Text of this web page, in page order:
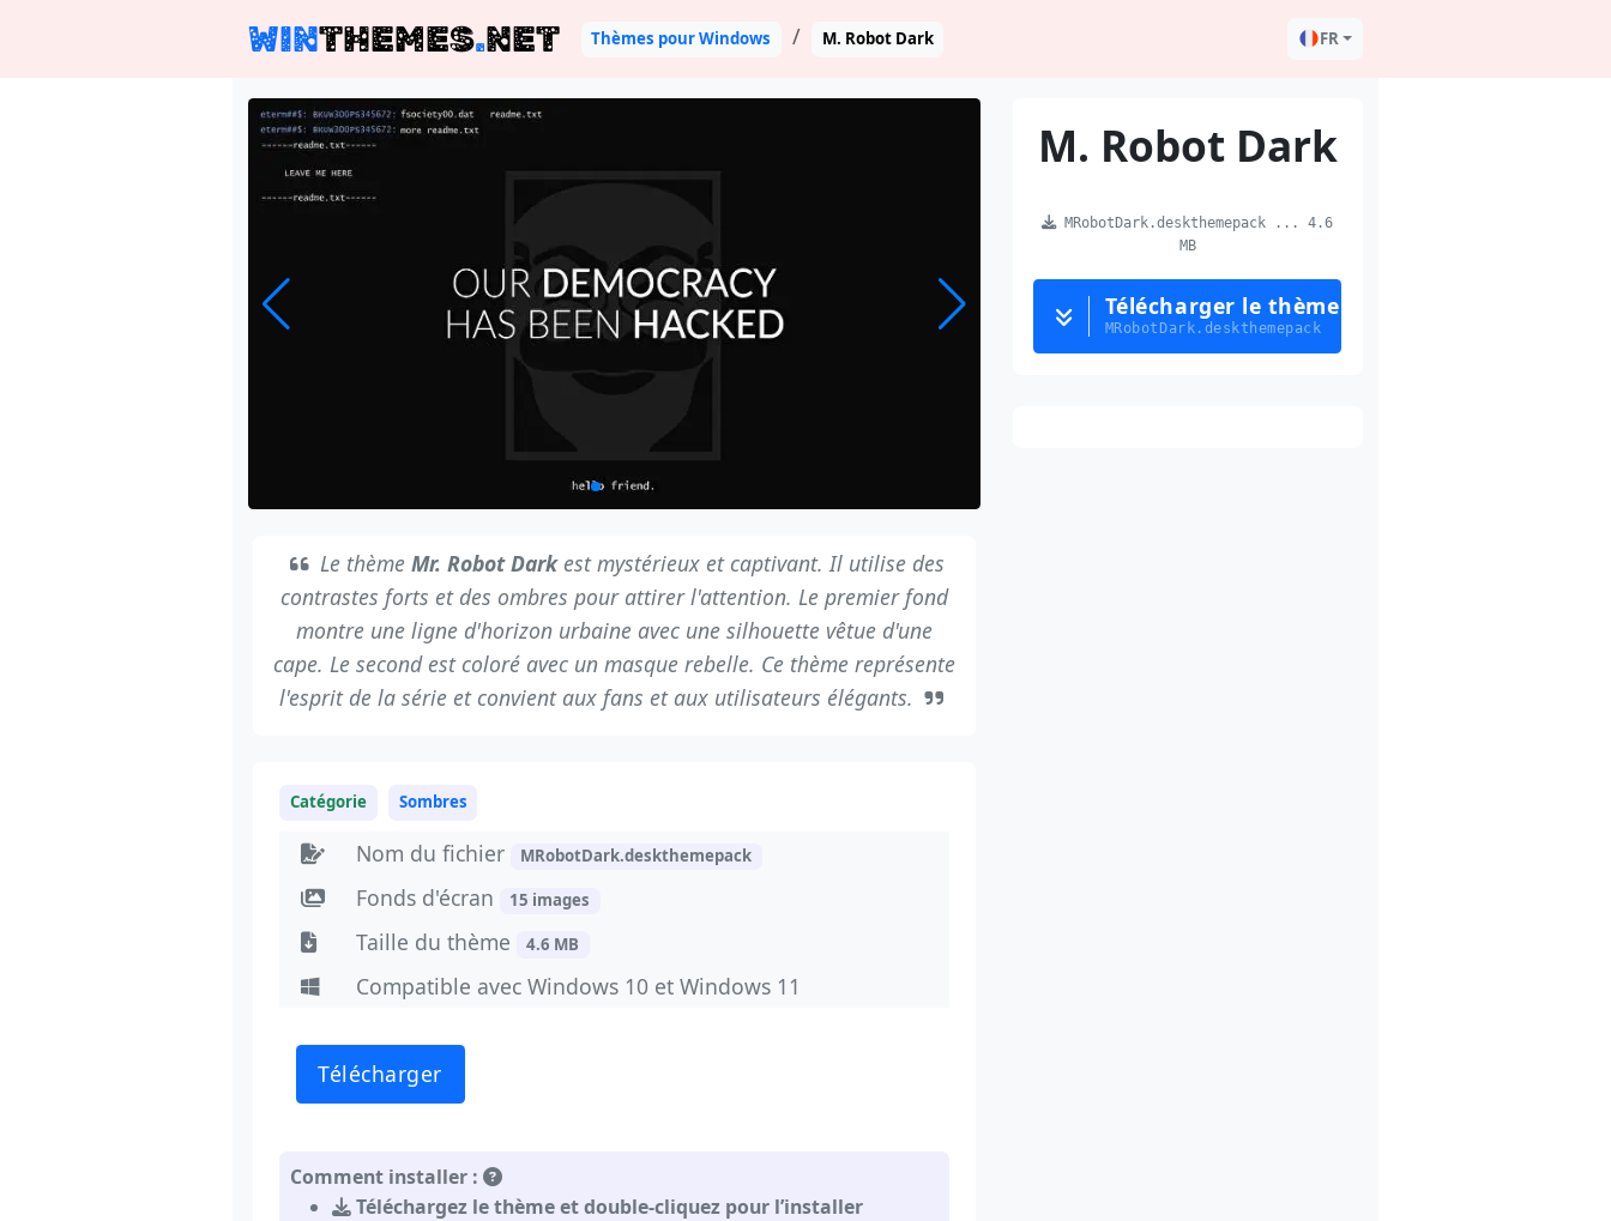
WINTHEMES.NET Thèmes pour Windows M. Robot Dark FR
Le thème Mr. Robot Darkest mystérieux et captivant. Il utilise des
contrastes forts et des ombres pour attirer l'attention. Le premier fond
montre une ligne d'horizon urbaine avec une silhouette vêtue d'une
cape. Le second est coloré avec un masque rebelle. Ce thème représente
l'esprit de la série et convient aux fans et aux utilisateurs élégants.
Catégorie Sombres
Nom du fichier MRobotDark.deskthemepack
Fonds d'écran 15 images
Taille du thème 4.6 MB
Compatible avec Windows 10 et Windows 11
Télécharger
Comment installer :
Téléchargez le thème et double-cliquez pour l’installer
M. Robot Dark
MRobotDark.deskthemepack ... 4.6
MB
Télécharger le thème
MRobotDark.deskthemepack